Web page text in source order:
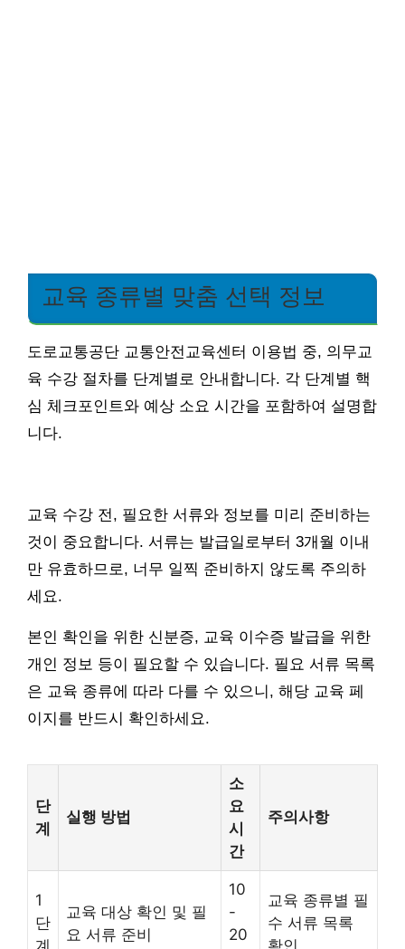
교육 종류별 맞춤 선택 정보
도로교통공단 교통안전교육센터 이용법 중, 의무교
육 수강 절차를 단계별로 안내합니다. 각 단계별 핵
심 체크포인트와 예상 소요 시간을 포함하여 설명합
니다.
교육 수강 전, 필요한 서류와 정보를 미리 준비하는
것이 중요합니다. 서류는 발급일로부터 3개월 이내
만 유효하므로, 너무 일찍 준비하지 않도록 주의하
세요.
본인 확인을 위한 신분증, 교육 이수증 발급을 위한
개인 정보 등이 필요할 수 있습니다. 필요 서류 목록
은 교육 종류에 따라 다를 수 있으니, 해당 교육 페
이지를 반드시 확인하세요.
단
계
실행 방법
소
요
시
간
주의사항
1
단
계
교육 대상 확인 및 필
요 서류 준비
10
-
20
교육 종류별 필
수 서류 목록
확인